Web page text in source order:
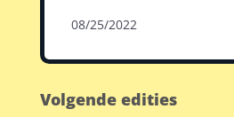
08/25/2022
Volgende edities